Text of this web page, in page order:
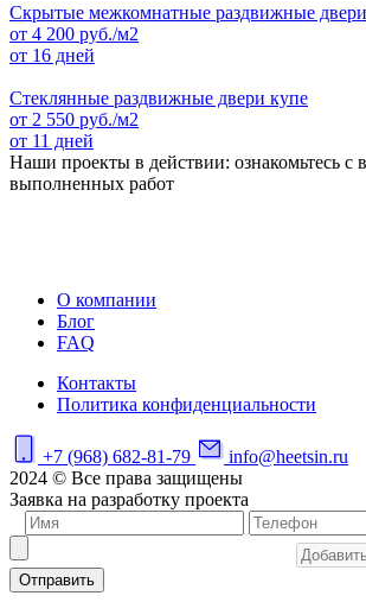
Скрытые межкомнатные раздвижные двери
от 4 200 руб./м2
от 16 дней
Стеклянные раздвижные двери купе
от 2 550 руб./м2
от 11 дней
Наши проекты в действии: ознакомьтесь с
выполненных работ
О компании
Блог
FAQ
Контакты
Политика конфиденциальности
+7 (968) 682-81-79
info@heetsin.ru
2024 © Все права защищены
Заявка на разработку проекта
Отправить